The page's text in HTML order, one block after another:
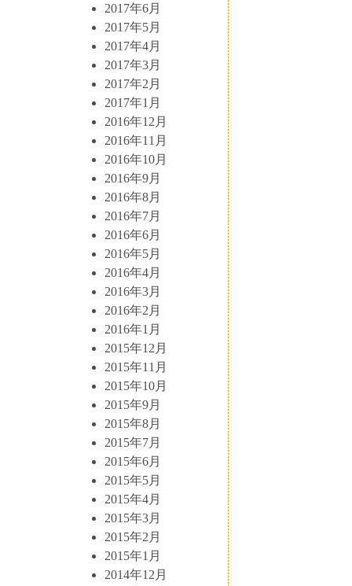
2017年6月
2017年5月
2017年4月
2017年3月
2017年2月
2017年1月
2016年12月
2016年11月
2016年10月
2016年9月
2016年8月
2016年7月
2016年6月
2016年5月
2016年4月
2016年3月
2016年2月
2016年1月
2015年12月
2015年11月
2015年10月
2015年9月
2015年8月
2015年7月
2015年6月
2015年5月
2015年4月
2015年3月
2015年2月
2015年1月
2014年12月